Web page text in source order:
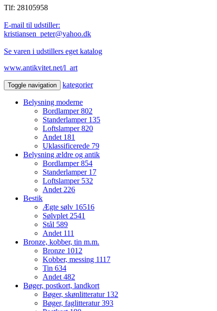
Tlf: 28105958
E-mail til udstiller:
kristiansen_peter@yahoo.dk
Se varen i udstillers eget katalog
www.antikvitet.net/l_art
Toggle navigation kategorier
Belysning moderne
Bordlamper802
Standerlamper 135
Loftslamper820
Andet 181
Uklassificerede 79
Belysning ældre og antik
Bordlamper854
Standerlamper 17
Loftslamper 532
Andet226
Bestik
Ægte sølv 16516
Sølvplet2541
Stål 589
Andet 111
Bronze, kobber, tin m.m.
Bronze 1012
Kobber, messing 1117
Tin 634
Andet482
Bøger, postkort, landkort
Bøger, skønlitteratur 132
Bøger, faglitteratur393